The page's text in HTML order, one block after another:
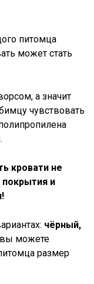
питомца
может стать
а значит
чувствовать
кровати не
покрытия и
чёрный,
можете
размер